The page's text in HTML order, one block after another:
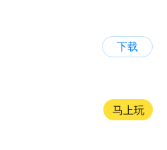
下载
马上玩